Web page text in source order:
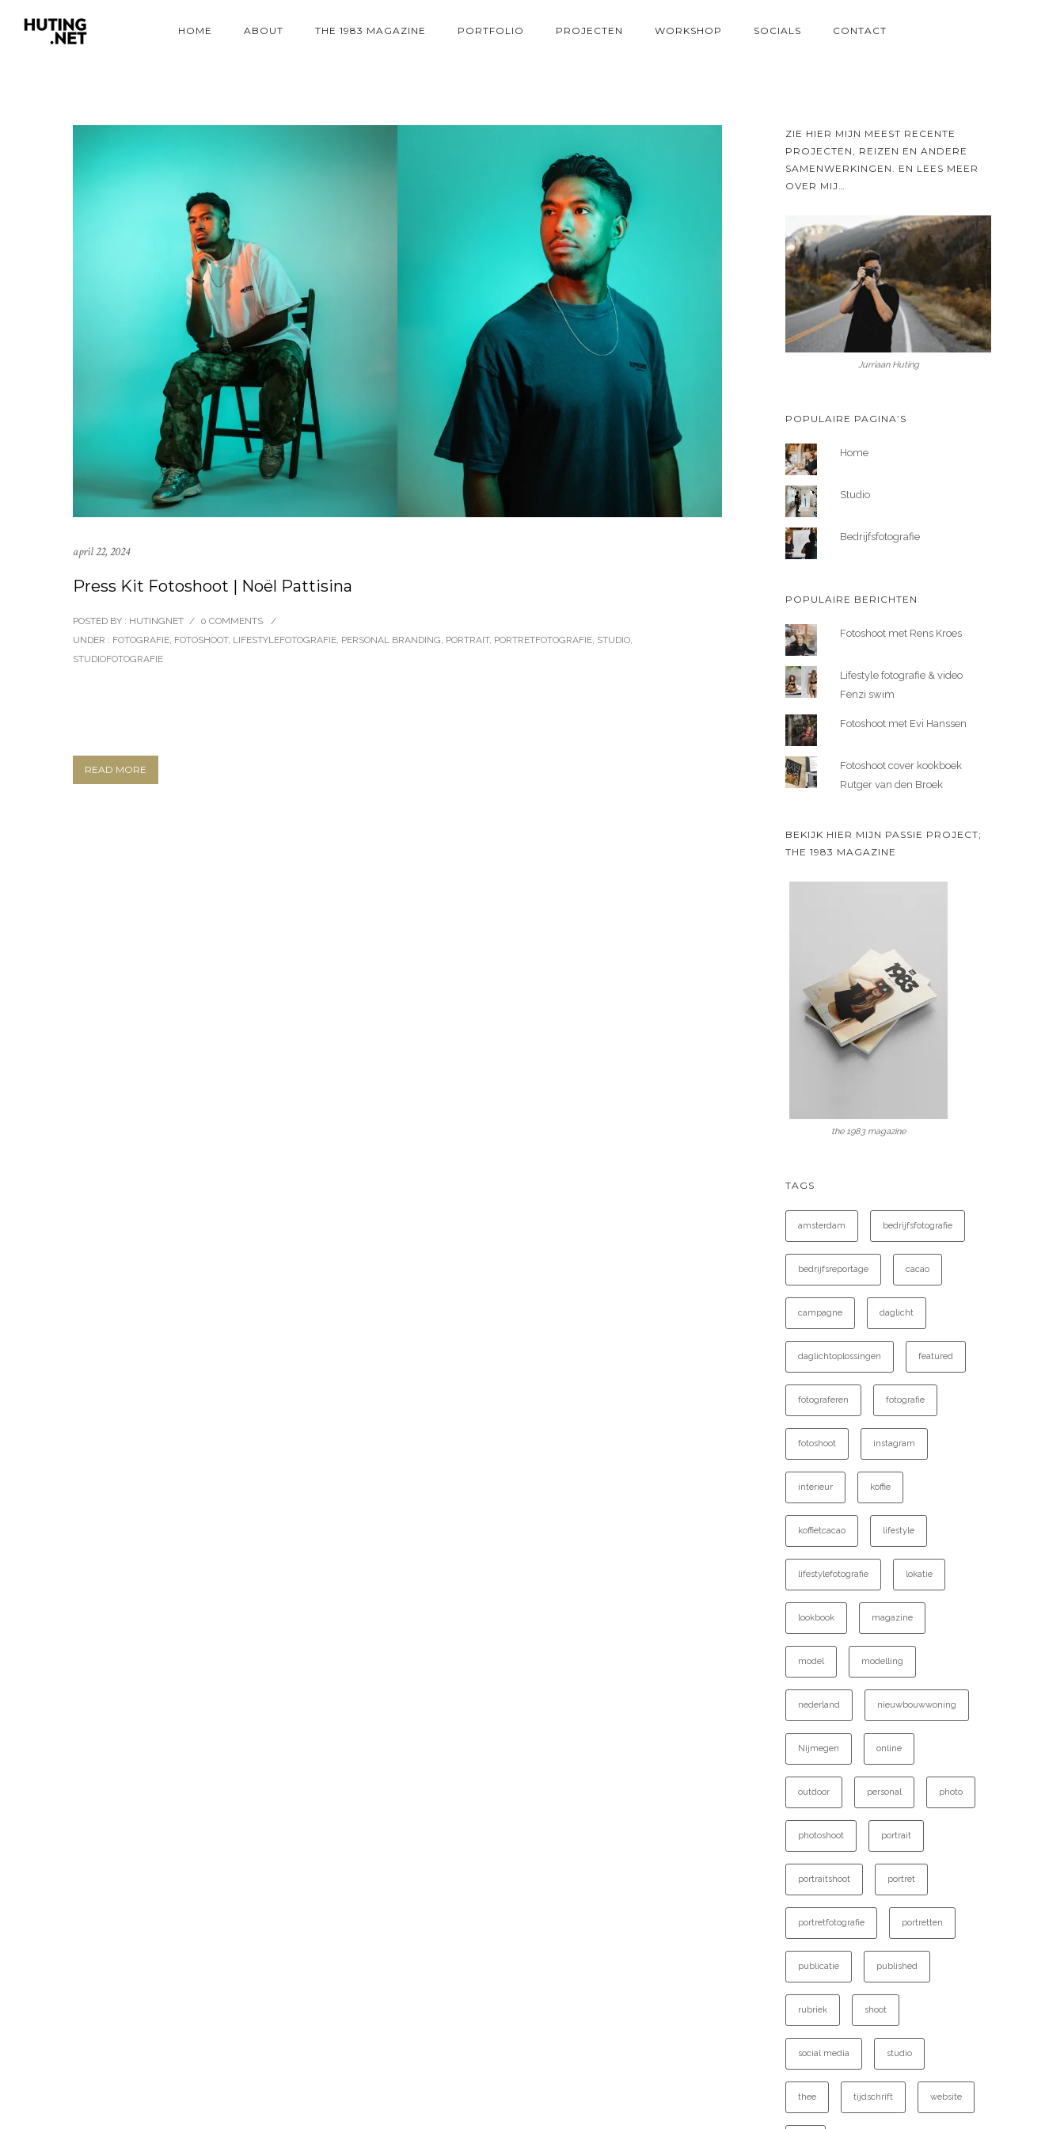
HOME ABOUT THE 1983 MAGAZINE PORTFOLIO PROJECTEN WORKSHOP SOCIALS CONTACT
april 22, 2024
Press Kit Fotoshoot | Noël Pattisina
POSTED BY : HUTINGNET / 0 COMMENTS
/
UNDER : FOTOGRAFIE, FOTOSHOOT, LIFESTYLEFOTOGRAFIE, PERSONAL BRANDING, PORTRAIT, PORTRETFOTOGRAFIE, STUDIO,
STUDIOFOTOGRAFIE
READ MORE
ZIE HIER MIJN MEEST RECENTE
PROJECTEN, REIZEN EN ANDERE
SAMENWERKINGEN. EN LEES MEER
OVER MIJ…
Jurriaan Huting
POPULAIRE PAGINA’S
Home
Studio
Bedrijfsfotografie
POPULAIRE BERICHTEN
Fotoshoot met Rens Kroes
Lifestyle fotografie & video
Fenzi swim
Fotoshoot met Evi Hanssen
Fotoshoot cover kookboek
Rutger van den Broek
BEKIJK HIER MIJN PASSIE PROJECT;
THE 1983 MAGAZINE
the 1983 magazine
TAGS
amsterdam bedrijfsfotografie
bedrijfsreportage cacao
campagne daglicht
daglichtoplossingen featured
fotograferen fotografie
fotoshoot instagram
interieur koffie
koffietcacao lifestyle
lifestylefotografie lokatie
lookbook magazine
model modelling
nederland nieuwbouwwoning
Nijmegen online
outdoor personal photo
photoshoot portrait
portraitshoot portret
portretfotografie portretten
publicatie published
rubriek shoot
social media studio
thee tijdschrift website